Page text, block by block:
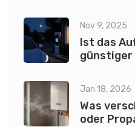
ersetzen?
Nov 9, 2025
Ist das
günstiger
Jan 18, 2026
Was
oder